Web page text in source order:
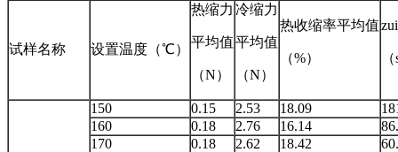
试样名称 设置温度（℃）
热缩力
平均值
（N）
冷缩力
平均值
（N）
热收缩率平均值
（%）
150 0.15 2.53 18.09
160
0.18 2.76 16.14
170
0.18 2.62 18.42